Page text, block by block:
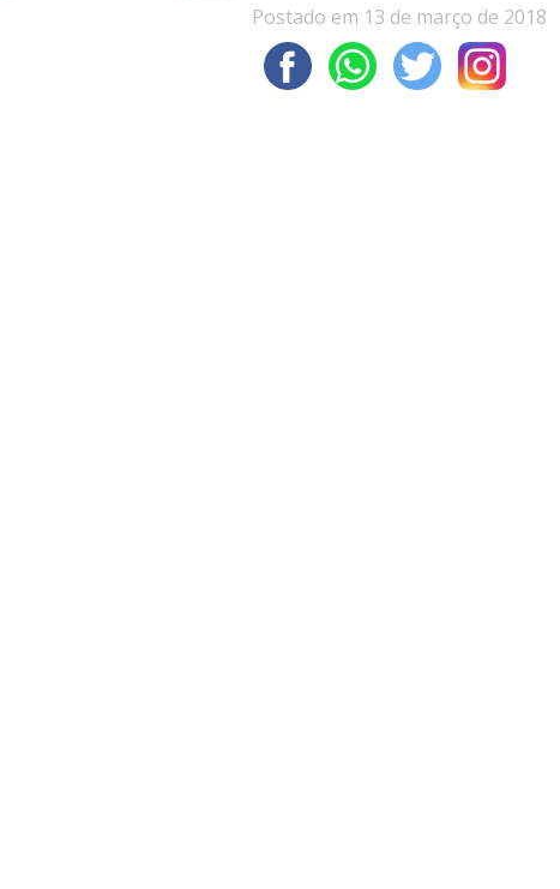
Postado em 13 de março de 2018